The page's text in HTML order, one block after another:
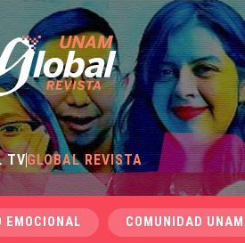
TVGLOBAL REVISTA
EMOCIONAL COMUNIDAD UNAM